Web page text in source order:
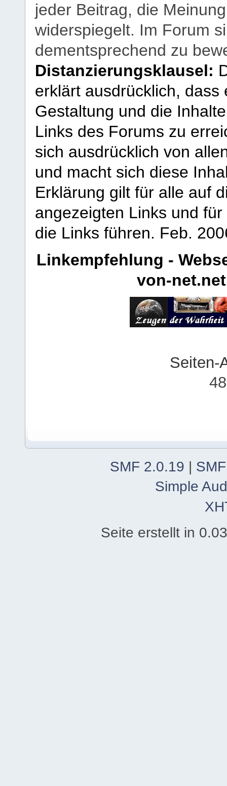
jeder Beitrag, die
widerspiegelt. Im Forum
dementsprechend zu
Distanzierungsklausel:
erklärt ausdrücklich,
Gestaltung und die
Links des Forums zu
sich ausdrücklich von
und macht sich diese
Erklärung gilt für alle auf
angezeigten Links und
die Links führen. Feb.
Linkempfehlung -
von-net.net
Seiten-
SMF 2.0.19
Simple
Seite erstellt in